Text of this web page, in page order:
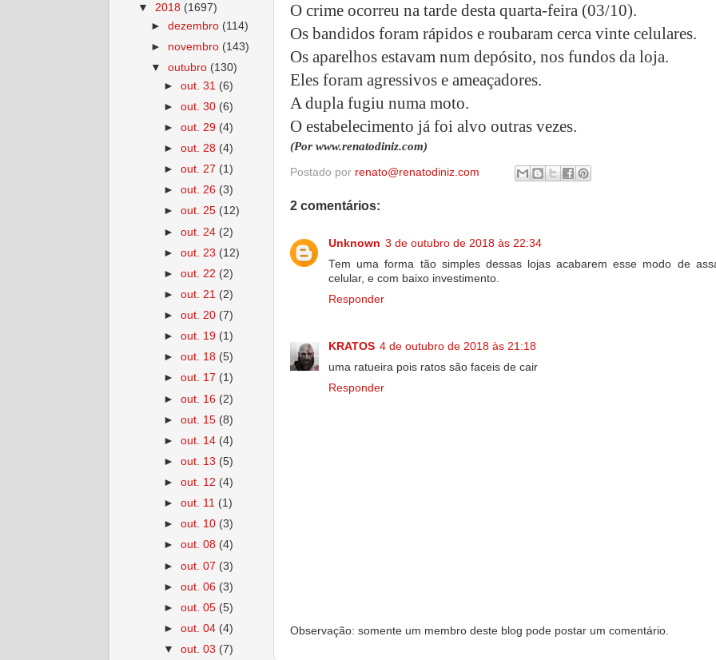
O crime ocorreu na tarde desta quarta-feira (03/10).
Os bandidos foram rápidos e roubaram cerca vinte celulares.
Os aparelhos estavam num depósito, nos fundos da loja.
Eles foram agressivos e ameaçadores.
A dupla fugiu numa moto.
O estabelecimento já foi alvo outras vezes.
(Por www.renatodiniz.com)
Postado por renato@renatodiniz.com
2 comentários:
Unknown 3 de outubro de 2018 às 22:34
Tem uma forma tão simples dessas lojas acabarem esse modo de
celular, e com baixo investimento.
Responder
KRATOS 4 de outubro de 2018 às 21:18
uma ratueira pois ratos são faceis de cair
Responder
Observação: somente um membro deste blog pode postar um comentário.
▼ 2018 (1697)
►dezembro (114)
► novembro (143)
▼outubro (130)
►out. 31 (6)
►out. 30 (6)
►out. 29 (4)
►out. 28 (4)
►out. 27 (1)
►out. 26 (3)
►out. 25 (12)
►out. 24 (2)
►out. 23 (12)
►out. 22 (2)
►out. 21 (2)
►out. 20 (7)
►out. 19 (1)
►out. 18 (5)
►out. 17 (1)
►out. 16 (2)
►out. 15 (8)
►out. 14 (4)
►out. 13 (5)
►out. 12 (4)
►out. 11 (1)
►out. 10 (3)
►out. 08 (4)
►out. 07 (3)
►out. 06 (3)
►out. 05 (5)
►out. 04 (4)
▼out. 03 (7)